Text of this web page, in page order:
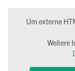
Um externe
Weitere